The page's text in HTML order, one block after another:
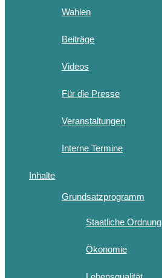
Wahlen
Beiträge
Videos
Für die Presse
Veranstaltungen
Interne Termine
Inhalte
Grundsatzprogramm
Staatliche Ordnung
Ökonomie